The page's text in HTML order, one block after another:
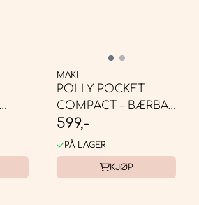
MAKI
POLLY POCKET
COMPACT – BÆRBAR
...
599,-
PÅ LAGER
KJØP